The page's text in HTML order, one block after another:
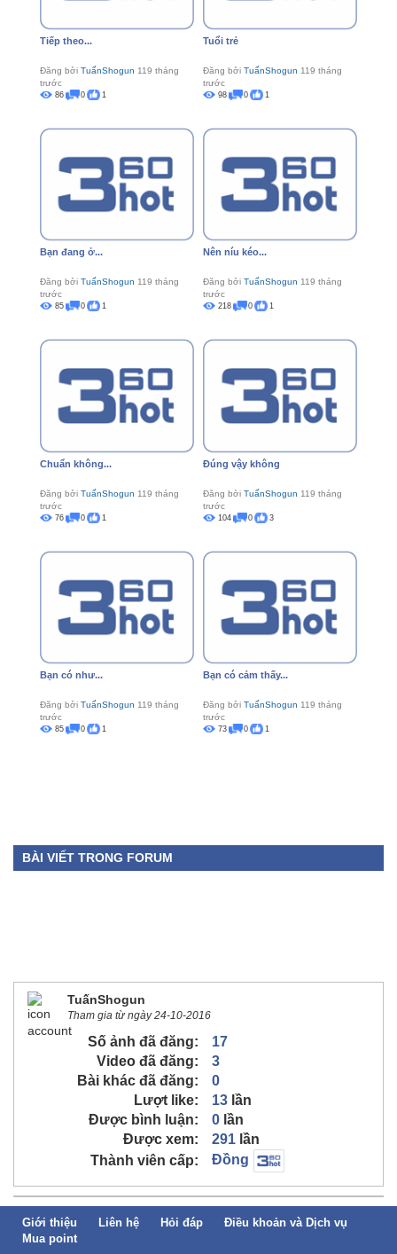
Tiếp theo...
Đăng bởi TuấnShogun 119 tháng
trước
86 0 1
Tuổi trẻ
Đăng bởi TuấnShogun 119 tháng
trước
98 0 1
Bạn đang ở...
Đăng bởi TuấnShogun 119 tháng
trước
85 0 1
Nên níu kéo...
Đăng bởi TuấnShogun 119 tháng
trước
218 0 1
Chuẩn không...
Đăng bởi TuấnShogun 119 tháng
trước
76 0 1
Đúng vậy không
Đăng bởi TuấnShogun 119 tháng
trước
104 0 3
Bạn có như...
Đăng bởi TuấnShogun 119 tháng
trước
85 0 1
Bạn có cảm thấy...
Đăng bởi TuấnShogun 119 tháng
trước
73 0 1
BÀI VIẾT TRONG FORUM
TuấnShogun
Tham gia từ ngày 24-10-2016
Số ảnh đã đăng:
17
Video đã đăng:
3
Bài khác đã đăng:
0
Lượt like:
13 lần
Được bình luận:
0 lần
Được xem:
291 lần
Thành viên cấp:
Đồng
Giới thiệu Liên hệ Hỏi đáp
Điều khoản và Dịch vụ
Mua point